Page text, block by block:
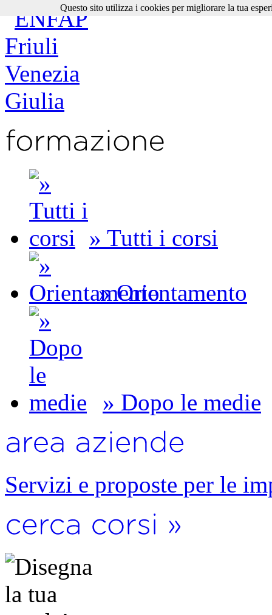
» Tutti i corsi
» Orientamento
» Dopo le medie
Servizi e proposte per le
Questo sito utilizza i cookies per migliorare la tua